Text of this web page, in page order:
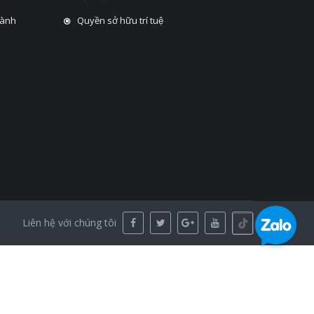
Quyền sở hữu trí tuệ
Liên hệ với chúng tôi